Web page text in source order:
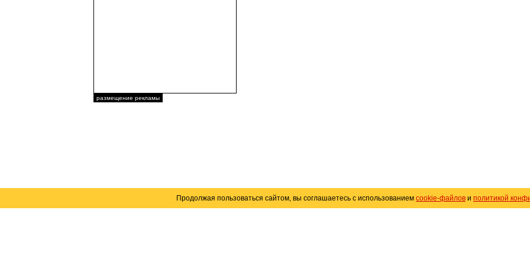
размещение рекламы
Продолжая пользоваться сайтом, вы соглашаетесь с использованием cookie-файлов и политикой